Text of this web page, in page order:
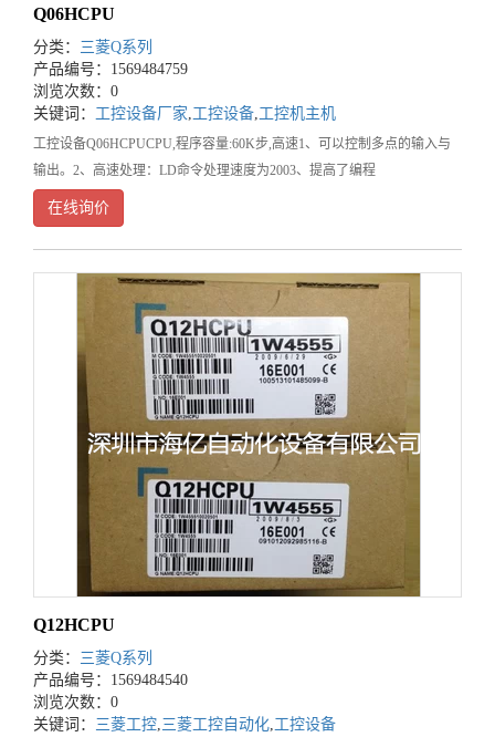
Q06HCPU
分类： 三菱Q系列
产品编号：1569484759
浏览次数：0
关键词： 工控设备厂家,工控设备,工控机主机
工控设备Q06HCPUCPU,程序容量:60K步,高速1、可以控制多点的输入与
输出。2、高速处理：LD命令处理速度为2003、提高了编程
在线询价
Q12HCPU
分类： 三菱Q系列
产品编号：1569484540
浏览次数：0
关键词： 三菱工控,三菱工控自动化,工控设备